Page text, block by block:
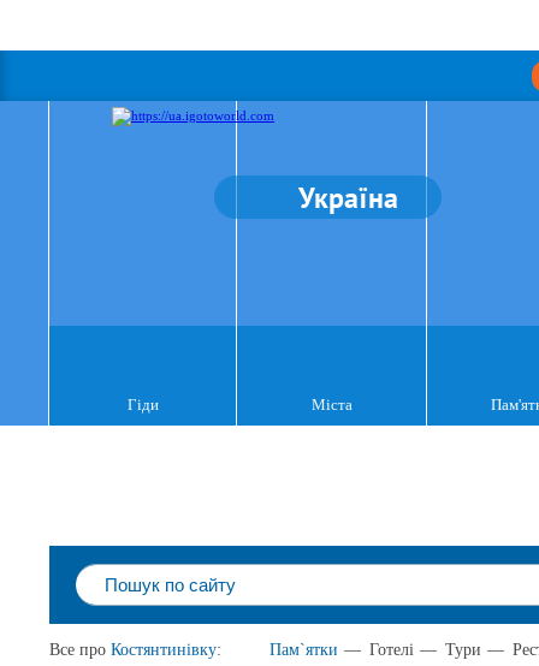
Україна
Гіди Міста
Все про Костянтинівку: Пам`ятки — Готелі — Тури —